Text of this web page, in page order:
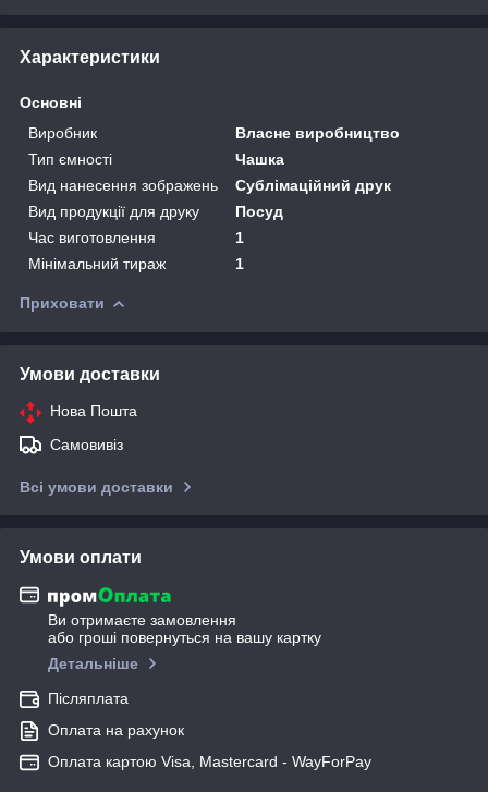
Характеристики
Основні
Виробник
Власне виробництво
Тип ємності
Чашка
Вид нанесення зображень
Сублімаційний друк
Вид продукції для друку
Посуд
Час виготовлення
1
Мінімальний тираж
1
Приховати
Умови доставки
Нова Пошта
Самовивіз
Всі умови доставки
Умови оплати
Ви отримаєте замовлення
або гроші повернуться на вашу картку
Детальніше
Післяплата
Оплата на рахунок
Оплата картою Visa, Mastercard - WayForPay